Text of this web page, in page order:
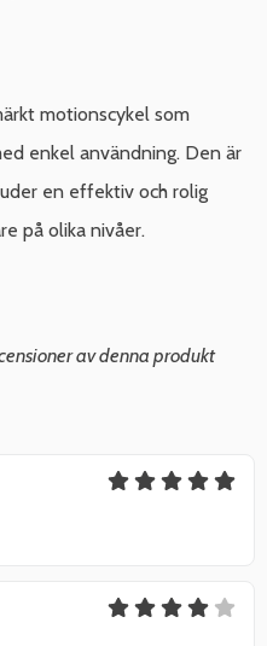
motionscykel som
enkel användning. Den är
en effektiv och rolig
på olika nivåer.
av denna produkt